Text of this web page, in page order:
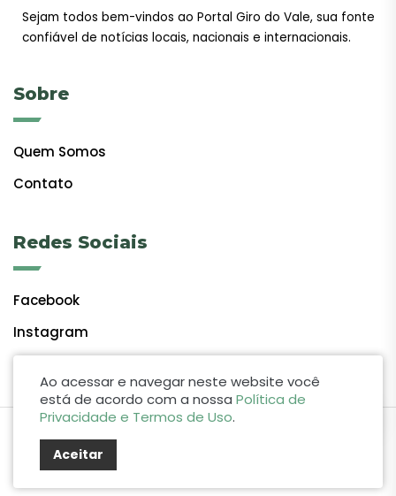
Sejam todos bem-vindos ao Portal Giro do Vale, sua fonte
confiável de notícias locais, nacionais e internacionais.
Sobre
Quem Somos
Contato
Redes Sociais
Facebook
Instagram
© 2024 Giro do Vale. Todos os direitos reservados.
Ao acessar e navegar neste website você
está de acordo com a nossa Política de
Privacidade e Termos de Uso.
Aceitar